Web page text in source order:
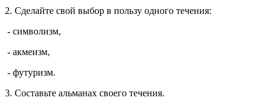
2. Сделайте свой выбор в пользу одного течения:
- символизм,
- акмеизм,
- футуризм.
3. Составьте альманах своего течения.